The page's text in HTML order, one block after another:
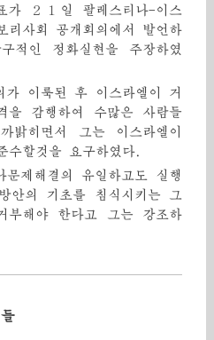
가 ２１일 팔레스티나-이스
리사회 공개회의에서 발언하
적인 정화실현을 주장하였
가 이룩된 후 이스라엘이 거
을 감행하여 수많은 사람들
밝히면서 그는 이스라엘이
수할것을 요구하였다.
문제해결의 유일하고도 실행
안의 기초를 침식시키는 그
부해야 한다고 그는 강조하